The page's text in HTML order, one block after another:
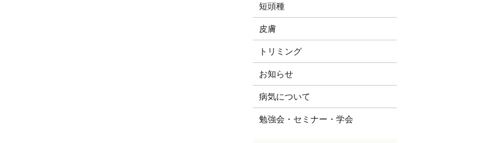
短頭種
皮膚
トリミング
お知らせ
病気について
勉強会・セミナー・学会